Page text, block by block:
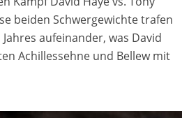
beiden Schwergewichte trafen
aufeinander, was David
Achillessehne und Bellew mit